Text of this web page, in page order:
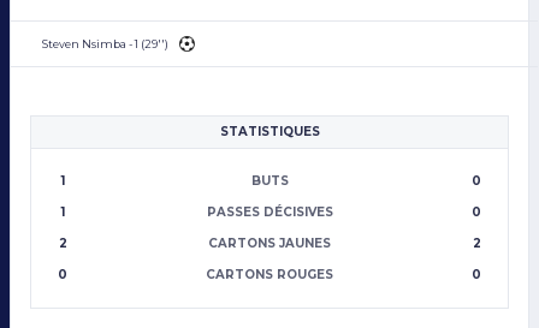
Steven Nsimba - 1 (29'')
STATISTIQUES
1 BUTS
0
1
PASSES DÉCISIVES
0
2
CARTONS JAUNES
2
0
CARTONS ROUGES 0